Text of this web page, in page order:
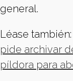
general.
Léase también:
pide archivar
píldora para